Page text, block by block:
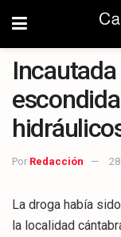
Por Redacción
La droga había
la localidad